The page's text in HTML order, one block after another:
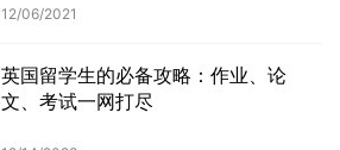
12/06/2021
英国留学生的必备攻略：作业、论
文、考试一网打尽